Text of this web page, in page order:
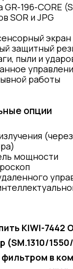
196-CORE
SOR и JPG
экран
защитный
пыли и
работы
опции
мощности
KIWI-7442
(SM.1310/
в